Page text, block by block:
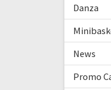
Danza
News
Promo